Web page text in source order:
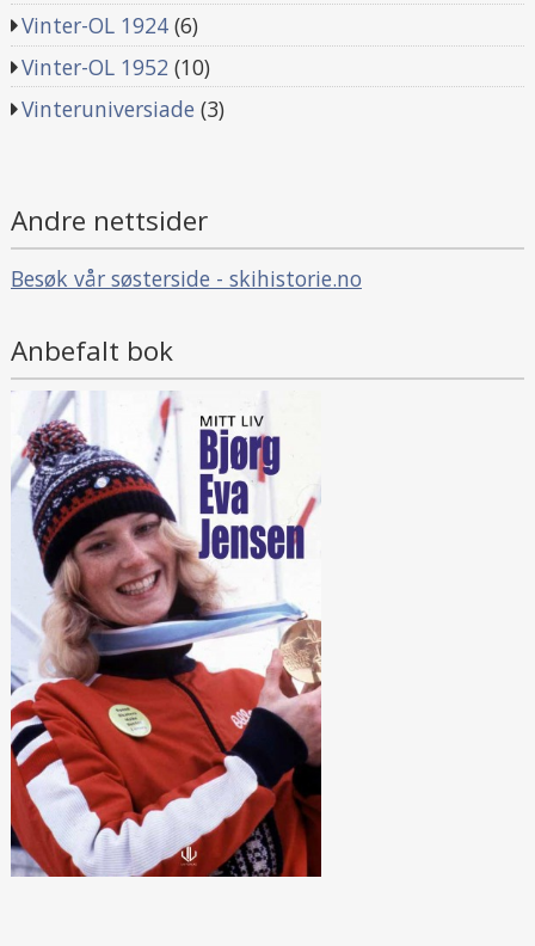
Vinter-OL 1924 (6)
Vinter-OL 1952 (10)
Vinteruniversiade (3)
Andre nettsider
Besøk vår søsterside - skihistorie.no
Anbefalt bok